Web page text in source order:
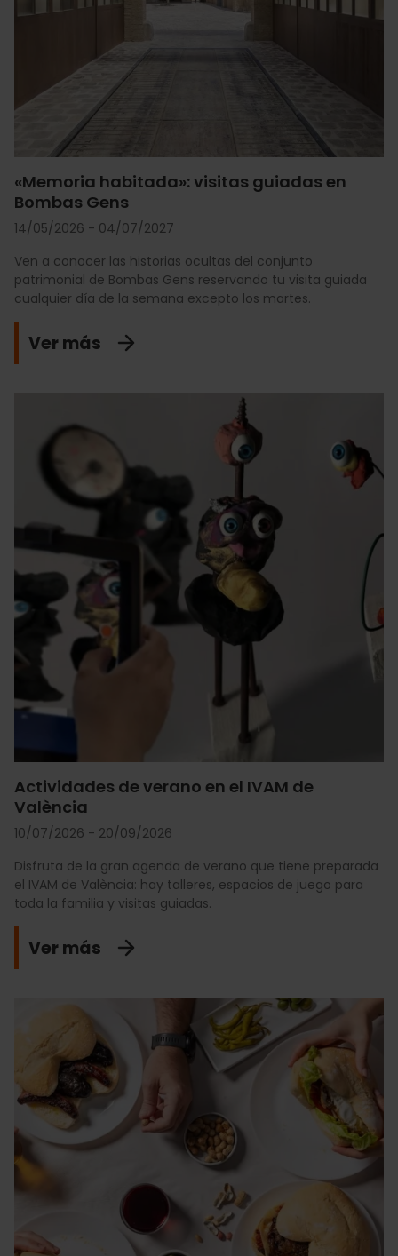
«Memoria habitada»: visitas guiadas en
Bombas Gens
14/05/2026 - 04/07/2027
Ven a conocer las historias ocultas del conjunto
patrimonial de Bombas Gens reservando tu visita guiada
cualquier día de la semana excepto los martes.
Ver más
Actividades de verano en el IVAM de
València
10/07/2026 - 20/09/2026
Disfruta de la gran agenda de verano que tiene preparada
el IVAM de València: hay talleres, espacios de juego para
toda la familia y visitas guiadas.
Ver más